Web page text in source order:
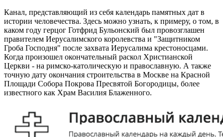
Канал, представляющий из себя календарь памятных дат в
истории человечества. Здесь можно узнать, к примеру, о том, в
каком году герцог Готфрид Бульонский был провозглашен
правителем Иерусалимского королевства и "Защитником
Гроба Господня" после захвата Иерусалима крестоносцами.
Когда произошел окончательный раскол Христианской
Церкви - на римско-католическую и православную. А также
точную дату окончания строительства в Москве на Красной
Площади Собора Покрова Пресвятой Богородицы, более
известного как Храм Василия Блаженного.